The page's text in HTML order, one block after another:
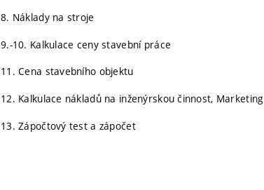
8. Náklady na stroje
9.-10. Kalkulace ceny stavební práce
11. Cena stavebního objektu
12. Kalkulace nákladů na inženýrskou činnost, Marketing
13. Zápočtový test a zápočet